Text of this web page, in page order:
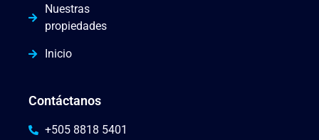
Nuestras
propiedades
Inicio
Contáctanos
+505 8818 5401